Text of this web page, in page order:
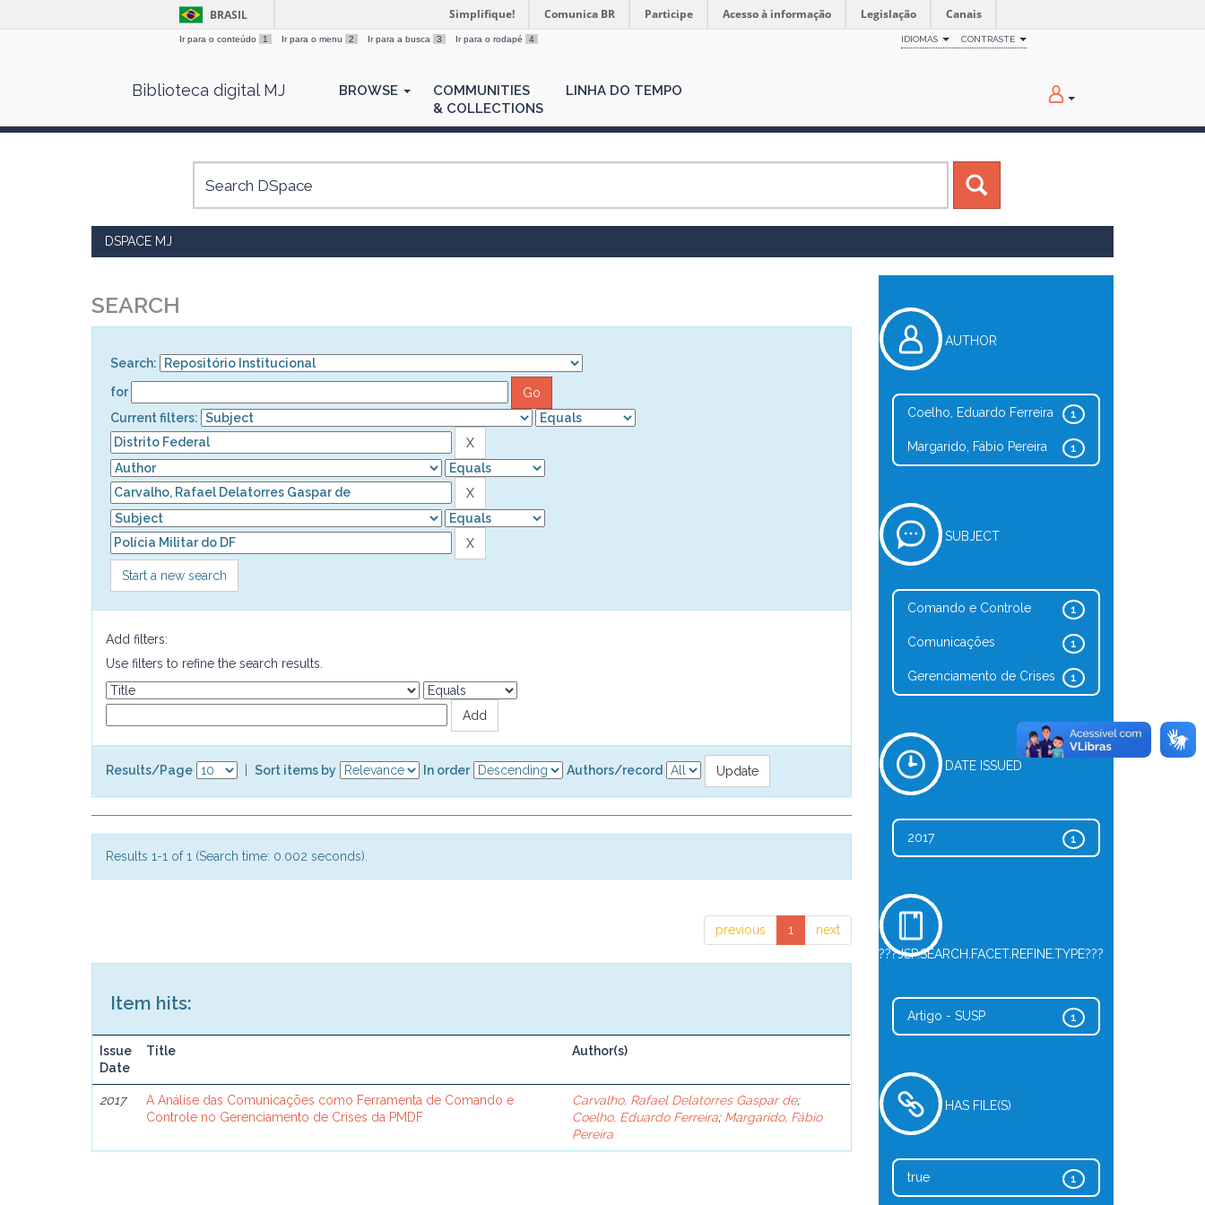
BRASIL Simplifique! Comunica BR Participe Acesso à informação Legislação Canais
Ir para o conteúdo 1 Ir para o menu 2 Ir para a busca 3 Ir para o rodapé 4 IDIOMAS CONTRASTE
Biblioteca digital MJ BROWSE
COMMUNITIES
& COLLECTIONS
LINHA DO TEMPO
DSPACE MJ
SEARCH
Search:
for
Current filters:
Start a new search
Add filters:
Use filters to refine the search results.
Results/Page Sort items by In order Authors/record
Results 1-1 of 1 (Search time: 0.002 seconds).
previous 1 next
Item hits:
Issue
Date
Title Author(s)
2017
A Análise das Comunicações como Ferramenta de Comando e
Controle no Gerenciamento de Crises da PMDF
Carvalho, Rafael Delatorres Gaspar de;
Coelho, Eduardo Ferreira; Margarido, Fábio
Pereira
AUTHOR
1
Coelho, Eduardo Ferreira
1
Margarido, Fábio Pereira
SUBJECT
1
Comando e Controle
1
Comunicações
1
Gerenciamento de Crises
DATE ISSUED
1
2017
???JSP.SEARCH.FACET.REFINE.TYPE???
1
Artigo - SUSP
HAS FILE(S)
1
true